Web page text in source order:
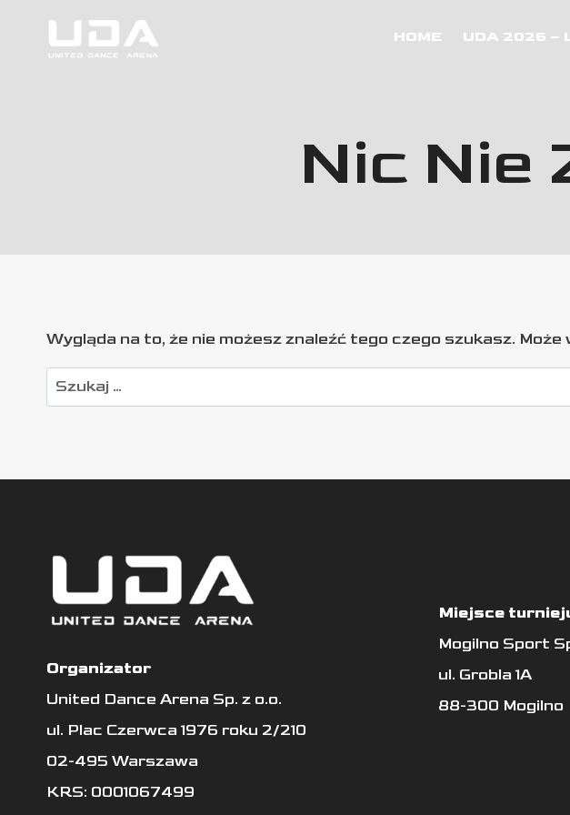
HOME UDA 2026 –
Nic Nie
Wygląda na to, że nie możesz znaleźć tego czego szukasz. Może
Szukaj:
Organizator
United Dance Arena Sp. z o.o.
ul. Plac Czerwca 1976 roku 2/210
02-495 Warszawa
KRS: 0001067499
Miejsce
Mogilno Sport
ul. Grobla 1A
88-300 Mogilno